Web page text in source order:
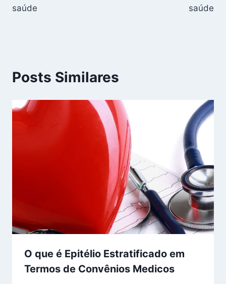
saúde
saúde
Posts Similares
O que é Epitélio Estratificado em
Termos de Convênios Medicos